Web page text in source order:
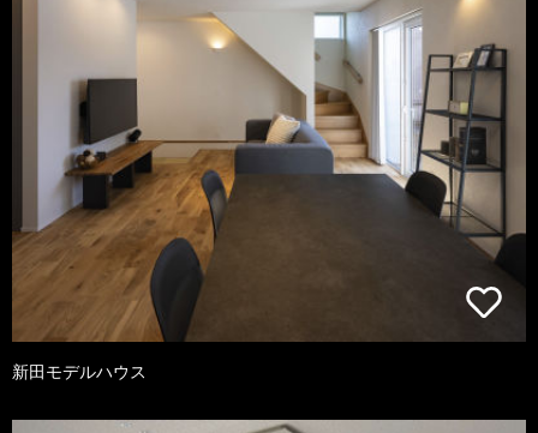
新田モデルハウス